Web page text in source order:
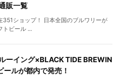
販一覧
351ショップ！ 日本全国のブルワリーが
トビール ...
ーイング×BLACK TIDE BREWIN
ールが都内で発売！